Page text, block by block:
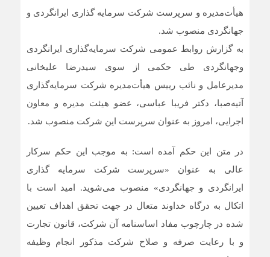
هیأت‌مدیره و سرپرست شرکت سرمایه گذاری ایرانگردی و
جهانگردی منصوب شد.
به گزارش روابط عمومی شرکت سرمایه‌گذاری ایرانگردی
وجهانگردی طی حکمی از سوی سیدرضا علیخانی
مدیرعامل و نائب رییس هیأت‌مدیره شرکت سرمایه‌گذاری
آتیه‌صبا، دکتر فریبا عباسی، عضو هیئت مدیره و معاون
اجرایی، امروز به عنوان سرپرست این شرکت منصوب شد.
در متن این حکم آمده است: به موجب این حکم سرکار
عالی به عنوان «سرپرست شرکت سرمایه گذاری
ایرانگردی و جهانگردی» منصوب می‌شوید. امید است با
اتکال به درگاه خداوند متعال در جهت تحقق اهداف تعیین
شده در چارچوب مفاد اساسنامه آن شرکت، قانون تجارت
و با رعایت صرفه و صلاح شرکت مذکور انجام وظیفه